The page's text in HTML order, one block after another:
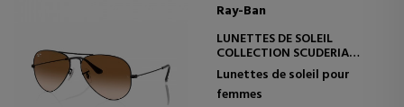
Ray-Ban
LUNETTES DE SOLEIL
COLLECTION SCUDERIA
FERRARI
Lunettes de soleil pour
femmes